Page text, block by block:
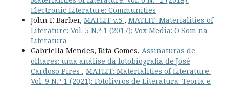
Electronic Literature: Communities
John F. Barber, MATLIT v.5 , MATLIT: Materialities of
Literature: Vol. 5 N.º 1 (2017): Vox Media: O Som na
Literatura
Gabriella Mendes, Rita Gomes, Assinaturas de
olhares: uma análise da fotobiografia de José
Cardoso Pires , MATLIT: Materialities of Literature:
Vol. 9 N.º 1 (2021): Fotolivros de Literatura: Teoria e